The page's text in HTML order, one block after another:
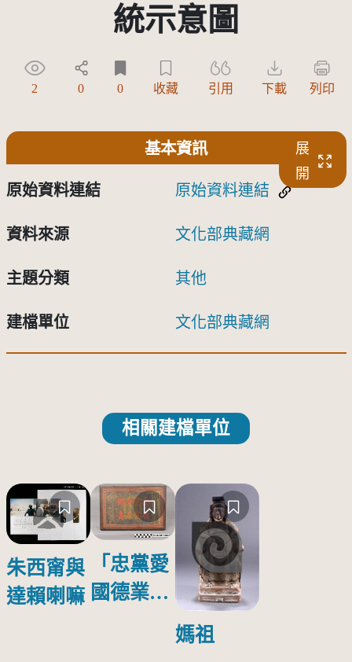
統示意圖
2 0 0 收藏 引用 下載 列印
基本資訊
展
開
原始資料連結 原始資料連結
資料來源 文化部典藏網
主題分類 其他
建檔單位 文化部典藏網
相關建檔單位
朱西甯與
達賴喇嘛
「忠黨愛
國德業並
媽祖